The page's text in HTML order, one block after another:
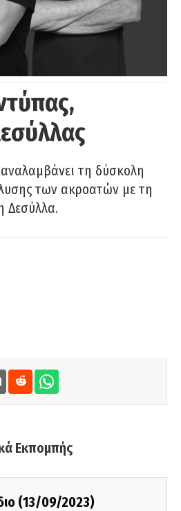
τη δύσκολη
των ακροατών με τη
Δεσύλλα.
Εκπομπής
(13/09/2023)